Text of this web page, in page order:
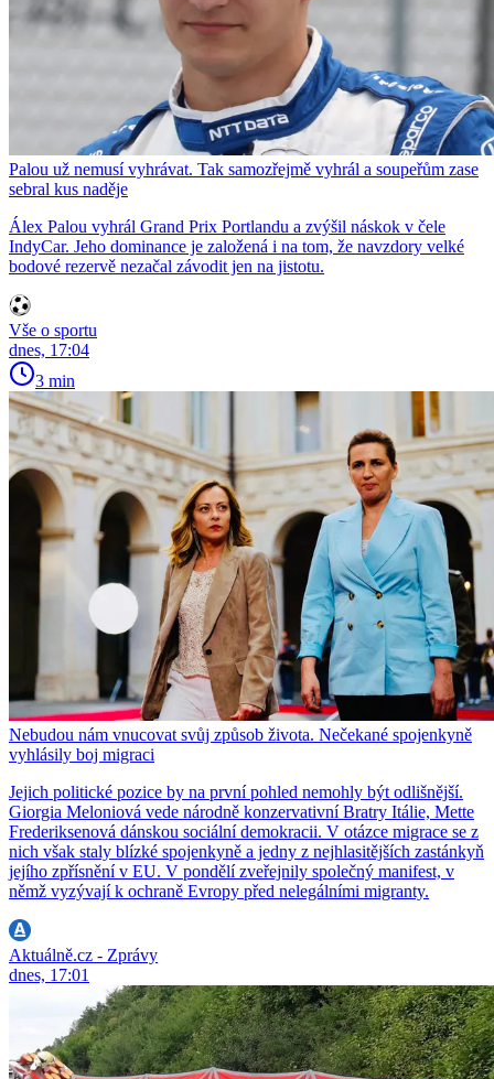
Palou už nemusí vyhrávat. Tak samozřejmě vyhrál a soupeřům zase
sebral kus naděje
Álex Palou vyhrál Grand Prix Portlandu a zvýšil náskok v čele
IndyCar. Jeho dominance je založená i na tom, že navzdory velké
bodové rezervě nezačal závodit jen na jistotu.
Vše o sportu
dnes, 17:04
3 min
Nebudou nám vnucovat svůj způsob života. Nečekané spojenkyně
vyhlásily boj migraci
Jejich politické pozice by na první pohled nemohly být odlišnější.
Giorgia Meloniová vede národně konzervativní Bratry Itálie, Mette
Frederiksenová dánskou sociální demokracii. V otázce migrace se z
nich však staly blízké spojenkyně a jedny z nejhlasitějších zastánkyň
jejího zpřísnění v EU. V pondělí zveřejnily společný manifest, v
němž vyzývají k ochraně Evropy před nelegálními migranty.
Aktuálně.cz - Zprávy
dnes, 17:01